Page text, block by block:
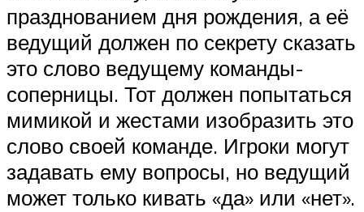
празднованием дня рождения, а её
ведущий должен по секрету сказать
это слово ведущему команды-
соперницы. Тот должен попытаться
мимикой и жестами изобразить это
слово своей команде. Игроки могут
задавать ему вопросы, но ведущий
может только кивать «да» или «нет».